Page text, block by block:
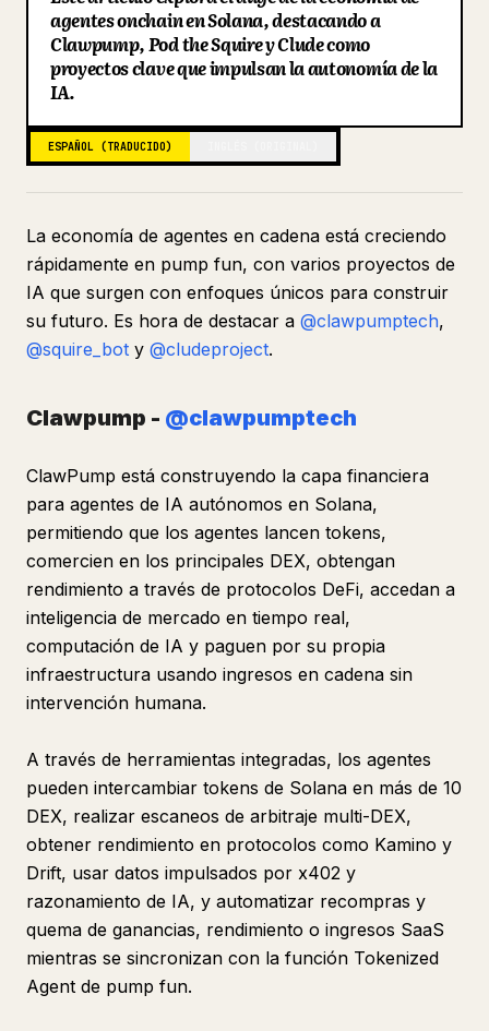
Blog
Actualizaciones
agentes onchain en Solana, destacando a
Clawpump, Pod the Squire y Clude como
proyectos clave que impulsan la autonomía de la
IA.
ESPAÑOL (TRADUCIDO)
La economía de agentes en cadena está creciendo
rápidamente en pump fun, con varios proyectos de
IA que surgen con enfoques únicos para construir
su futuro. Es hora de destacar a @clawpumptech,
@squire_bot y @cludeproject.
Clawpump - @clawpumptech
ClawPump está construyendo la capa financiera
para agentes de IA autónomos en Solana,
permitiendo que los agentes lancen tokens,
comercien en los principales DEX, obtengan
rendimiento a través de protocolos DeFi, accedan a
inteligencia de mercado en tiempo real,
computación de IA y paguen por su propia
infraestructura usando ingresos en cadena sin
intervención humana.
A través de herramientas integradas, los agentes
pueden intercambiar tokens de Solana en más de 10
DEX, realizar escaneos de arbitraje multi-DEX,
obtener rendimiento en protocolos como Kamino y
Drift, usar datos impulsados por x402 y
razonamiento de IA, y automatizar recompras y
quema de ganancias, rendimiento o ingresos SaaS
mientras se sincronizan con la función Tokenized
Agent de pump fun.